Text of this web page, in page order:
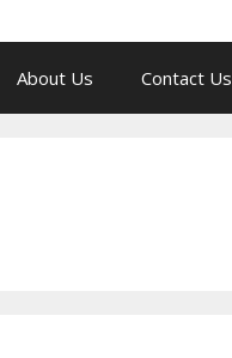
About Us Contact Us